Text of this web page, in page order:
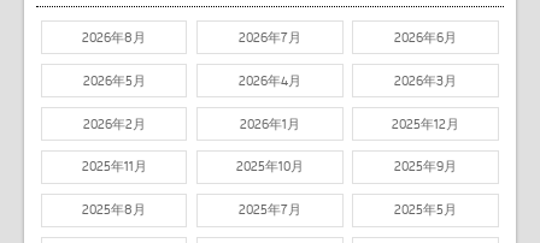
2026年8月 2026年7月 2026年6月
2026年5月 2026年4月 2026年3月
2026年2月 2026年1月 2025年12月
2025年11月 2025年10月 2025年9月
2025年8月 2025年7月 2025年5月